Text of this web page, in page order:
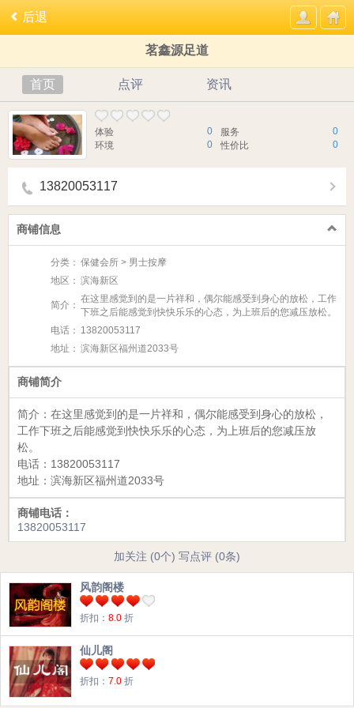
后退
茗鑫源足道
首页 点评 资讯
0
体验 0
服务
0
环境 0
性价比
13820053117
商铺信息
分类： 保健会所 > 男士按摩
地区： 滨海新区
简介：
在这里感觉到的是一片祥和，偶尔能感受到身心的放松，工作
下班之后能感觉到快快乐乐的心态，为上班后的您减压放松。
电话： 13820053117
地址： 滨海新区福州道2033号
商铺简介
简介： 在这里感觉到的是一片祥和，偶尔能感受到身心的放松，
工作下班之后能感觉到快快乐乐的心态，为上班后的您减压放
松。
电话： 13820053117
地址： 滨海新区福州道2033号
商铺电话：
13820053117
加关注 (0个) 写点评 (0条)
风韵阁楼
折扣： 8.0 折
仙儿阁
折扣： 7.0 折